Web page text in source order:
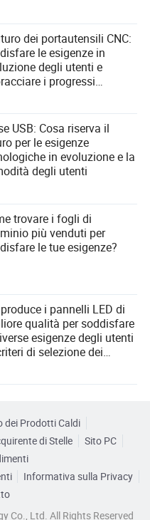
dei portautensili CNC:
le esigenze in
degli utenti e
i progressi
USB: Cosa riserva il
per le esigenze
in evoluzione e la
degli utenti
trovare i fogli di
più venduti per
le tue esigenze?
i pannelli LED di
qualità per soddisfare
esigenze degli utenti
di selezione dei
dei Prodotti Caldi
di Stelle
Sito PC
Informativa sulla Privacy
Co., Ltd. All Rights Reserved